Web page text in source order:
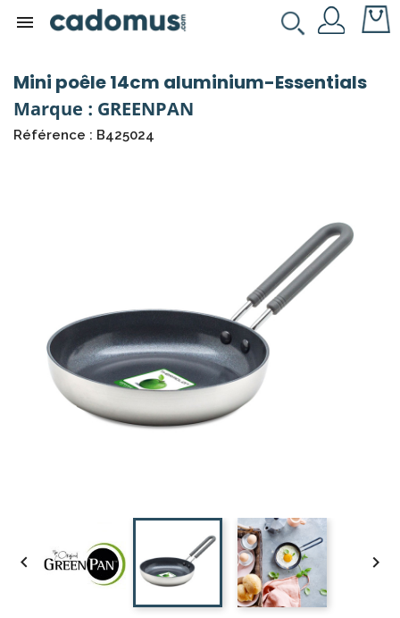

Mini poêle 14cm aluminium-Essentials
Marque : GREENPAN
Référence : B425024
 